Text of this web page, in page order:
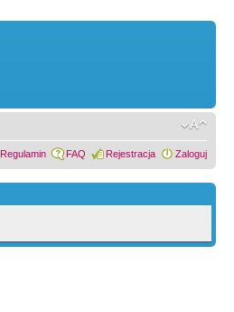
Regulamin FAQ Rejestracja Zaloguj